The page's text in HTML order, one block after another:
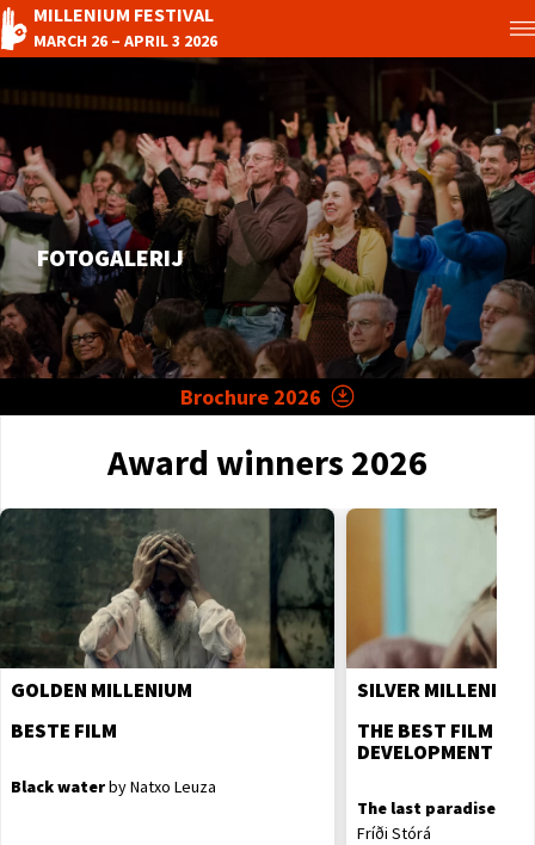
MILLENIUM FESTIVAL
MARCH 26 – APRIL 3 2026
FOTOGALERIJ
Startpagina
Brochure 2026
Award winners 2026
GOLDEN MILLENIUM
BESTE FILM
Black waterby Natxo Leuza
SILVER MILLENIUM
THE BEST FILM ON
DEVELOPMENT
The last paradise on
Fríði Stórá